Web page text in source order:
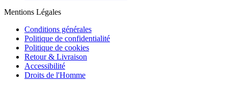
Mentions Légales
Conditions générales
Politique de confidentialité
Politique de cookies
Retour & Livraison
Accessibilité
Droits de l'Homme